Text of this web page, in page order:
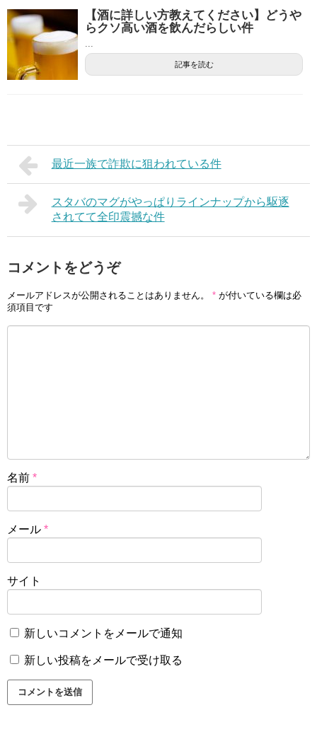
【酒に詳しい方教えてください】どうや
らクソ高い酒を飲んだらしい件
...
記事を読む
最近一族で詐欺に狙われている件
スタバのマグがやっぱりラインナップから駆逐
されてて全印震撼な件
コメントをどうぞ
メールアドレスが公開されることはありません。 * が付いている欄は必
須項目です
名前 *
メール *
サイト
新しいコメントをメールで通知
新しい投稿をメールで受け取る